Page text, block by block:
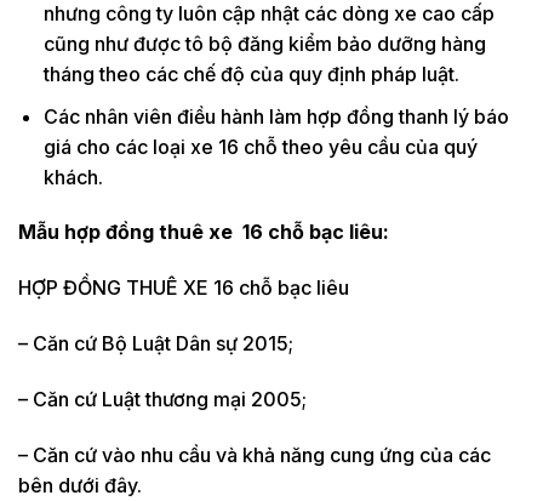
nhưng công ty luôn cập nhật các dòng xe cao cấp
cũng như được tô bộ đăng kiểm bảo dưỡng hàng
tháng theo các chế độ của quy định pháp luật.
Các nhân viên điều hành làm hợp đồng thanh lý báo
giá cho các loại xe 16 chỗ theo yêu cầu của quý
khách.
Mẫu hợp đồng thuê xe 16 chỗ bạc liêu:
HỢP ĐỒNG THUÊ XE 16 chỗ bạc liêu
– Căn cứ Bộ Luật Dân sự 2015;
– Căn cứ Luật thương mại 2005;
– Căn cứ vào nhu cầu và khả năng cung ứng của các
bên dưới đây.